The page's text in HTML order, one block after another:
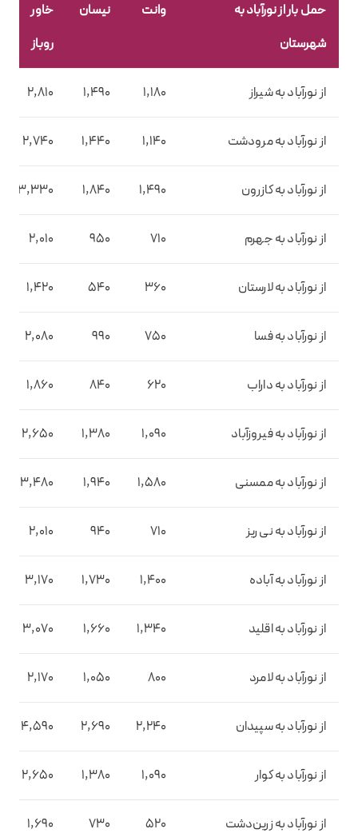
حمل بار از نورآباد به
شهرستان
وانت نیسان
خاور
روباز
از نورآباد به شیراز 1,180
1,490
2,810
از نورآباد به مرودشت 1,140
1,440
2,740
از نورآباد به کازرون 1,490
1,840
3,330
از نورآباد به جهرم 710
950
2,010
از نورآباد به لارستان 360
540
1,420
از نورآباد به فسا 750
990
2,080
از نورآباد به داراب 620
840
1,860
از نورآباد به فیروزآباد 1,090
1,380
2,650
از نورآباد به ممسنی 1,580
1,940
3,480
از نورآباد به نی ریز 710
940
2,010
از نورآباد به آباده 1,400
1,730
3,170
از نورآباد به اقلید 1,340
1,660
3,070
از نورآباد به لامرد 800
1,050
2,170
از نورآباد به سپیدان 2,240
2,690
4,590
از نورآباد به کوار 1,090
1,380
2,650
از نورآباد به زرین‌دشت 520
730
1,690